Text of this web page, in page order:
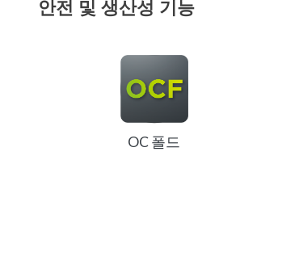
안전 및 생산성 기능
OC 폴드